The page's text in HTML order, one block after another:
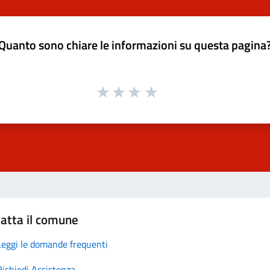
sono chiare le informazioni su questa
il comune
le domande frequenti